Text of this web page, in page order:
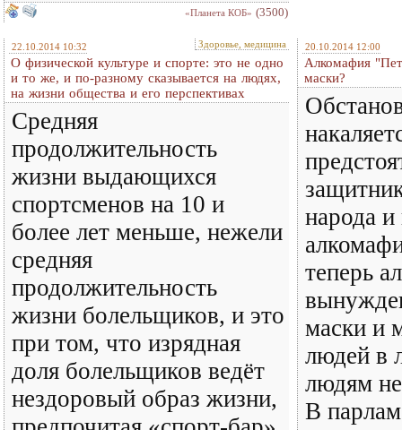
«Планета КОБ» (3500)
22.10.2014 10:32 Здоровье, медицина
О физической культуре и спорте: это не одно
и то же, и по-разному сказывается на людях,
на жизни общества и его перспективах
Средняя
продолжительность
жизни выдающихся
спортсменов на 10 и
более лет меньше, нежели
средняя
продолжительность
жизни болельщиков, и это
при том, что изрядная
доля болельщиков ведёт
нездоровый образ жизни,
20.10.2014 12:00
Алкомафия
маски?
народа
теперь
маски и
людей в
людям
В